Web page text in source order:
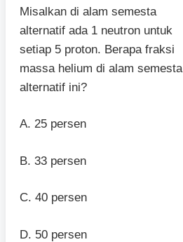
Misalkan di alam semesta
alternatif ada 1 neutron untuk
setiap 5 proton. Berapa fraksi
massa helium di alam semesta
alternatif ini?
A. 25 persen
B. 33 persen
C. 40 persen
D. 50 persen